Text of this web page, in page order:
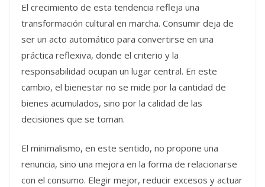
El crecimiento de esta tendencia refleja una
transformación cultural en marcha. Consumir deja de
ser un acto automático para convertirse en una
práctica reflexiva, donde el criterio y la
responsabilidad ocupan un lugar central. En este
cambio, el bienestar no se mide por la cantidad de
bienes acumulados, sino por la calidad de las
decisiones que se toman.
El minimalismo, en este sentido, no propone una
renuncia, sino una mejora en la forma de relacionarse
con el consumo. Elegir mejor, reducir excesos y actuar